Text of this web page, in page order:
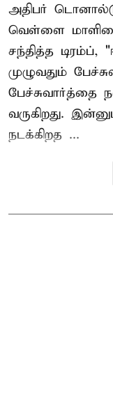
அதிபர்
வெள்ளை
சந்தித்த
முழுவதும்
பேச்சுவார்த்தை
வருகிறது.
நடக்கிறத ...